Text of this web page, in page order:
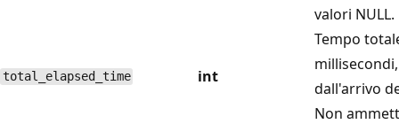
valori NULL.
total_elapsed_time int
Tempo
dall'arrivo
Non